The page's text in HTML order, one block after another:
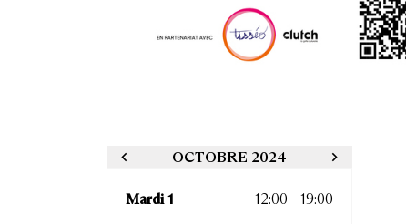
OCTOBRE 2024
Mardi 1 12:00 - 19:00